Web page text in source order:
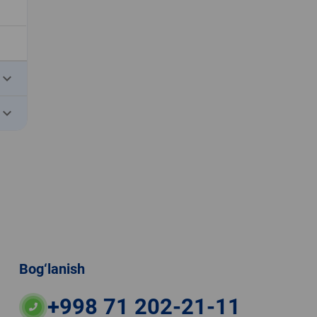
keyboard_arrow_down
keyboard_arrow_down
Bog‘lanish
+998 71 202-21-11